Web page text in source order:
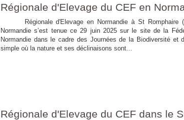
Régionale d'Elevage du CEF en
Régionale d'Elevage en Normandie à St Romphaire
Normandie s’est tenue ce 29 juin 2025 sur le site de la
Normandie dans le cadre des Journées de la Biodiversité et
simple où la nature et ses déclinaisons sont...
Régionale d'Elevage du CEF dans le